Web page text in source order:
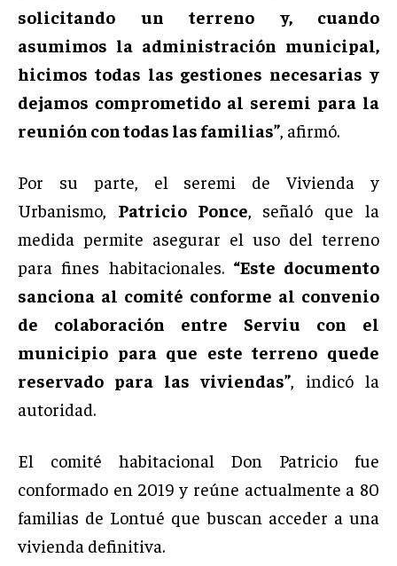
solicitando un terreno y, cuando
asumimos la administración municipal,
hicimos todas las gestiones necesarias y
dejamos comprometido al seremi para la
reunión con todas las familias”, afirmó.
Por su parte, el seremi de Vivienda y
Urbanismo, Patricio Ponce, señaló que la
medida permite asegurar el uso del terreno
para fines habitacionales. “Este documento
sanciona al comité conforme al convenio
de colaboración entre Serviu con el
municipio para que este terreno quede
reservado para las viviendas”, indicó la
autoridad.
El comité habitacional Don Patricio fue
conformado en 2019 y reúne actualmente a 80
familias de Lontué que buscan acceder a una
vivienda definitiva.